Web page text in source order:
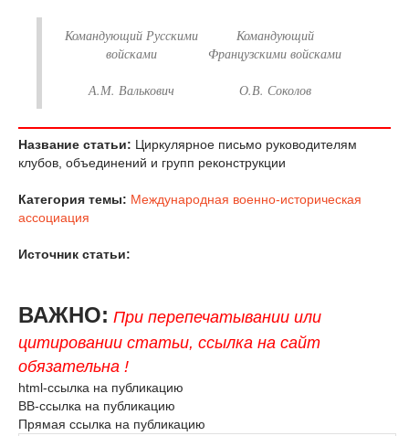
Командующий Русскими
войсками
Командующий
Французскими войсками
А.М. Валькович О.В. Соколов
Название статьи: Циркулярное письмо руководителям
клубов, объединений и групп реконструкции
Категория темы: Международная военно-историческая
ассоциация
Источник статьи:
ВАЖНО: При перепечатывании или
цитировании статьи, ссылка на сайт
обязательна !
html-ссылка на публикацию
BB-ссылка на публикацию
Прямая ссылка на публикацию